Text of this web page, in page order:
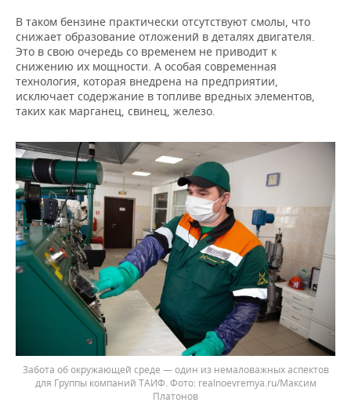
В таком бензине практически отсутствуют смолы, что
снижает образование отложений в деталях двигателя.
Это в свою очередь со временем не приводит к
снижению их мощности. А особая современная
технология, которая внедрена на предприятии,
исключает содержание в топливе вредных элементов,
таких как марганец, свинец, железо.
Забота об окружающей среде — один из немаловажных аспектов
для Группы компаний ТАИФ.
realnoevremya.ru/Максим
Платонов